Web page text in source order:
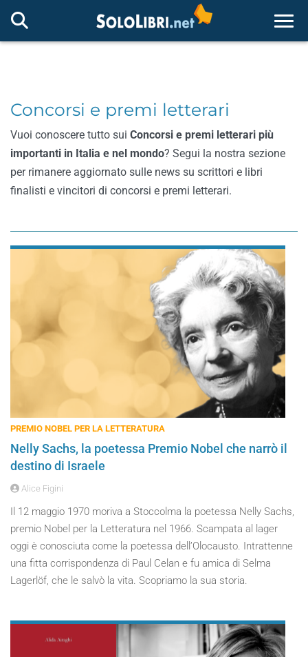
Concorsi e premi letterari
Vuoi conoscere tutto sui Concorsi e premi letterari più
importanti in Italia e nel mondo? Segui la nostra sezione
per rimanere aggiornato sulle news su scrittori e libri
finalisti e vincitori di concorsi e premi letterari.
PREMIO NOBEL PER LA LETTERATURA
Nelly Sachs, la poetessa Premio Nobel che narrò il
destino di Israele
Alice Figini
Il 12 maggio 1970 moriva a Stoccolma la poetessa Nelly Sachs,
premio Nobel per la Letteratura nel 1966. Scampata al lager
oggi è conosciuta come la poetessa dell’Olocausto. Intrattenne
una fitta corrispondenza di Paul Celan e fu amica di Selma
Lagerlöf, che le salvò la vita. Scopriamo la sua storia.